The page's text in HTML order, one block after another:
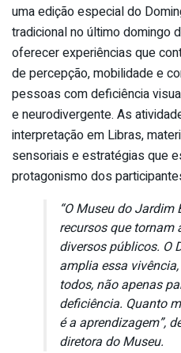
uma edição especial do
tradicional no último domingo
oferecer experiências que
de percepção, mobilidade e
pessoas com deficiência
e neurodivergente. As
interpretação em Libras,
sensoriais e estratégias que
protagonismo dos
“O Museu do
recursos que tornam
diversos públicos. O
amplia essa
todos, não apenas
deficiência. Quanto
é a aprendizagem”,
diretora do Museu.